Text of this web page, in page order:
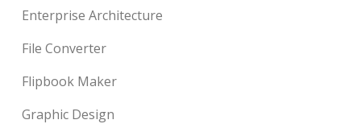
Enterprise Architecture
File Converter
Flipbook Maker
Graphic Design